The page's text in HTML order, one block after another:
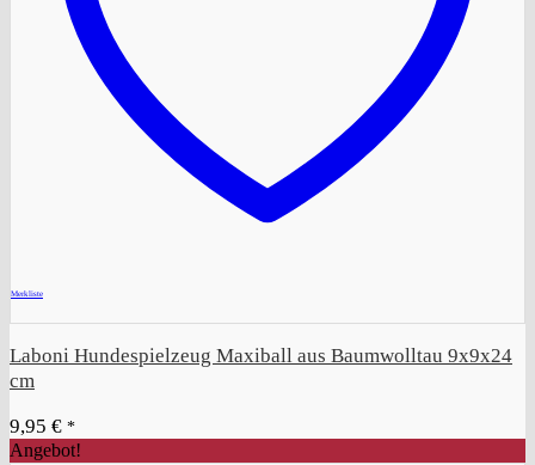
Merkliste
Laboni Hundespielzeug Maxiball aus Baumwolltau 9x9x24
cm
9,95 € *
Angebot!